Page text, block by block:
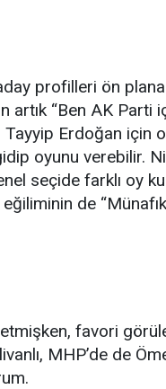
profilleri ön plana
artık “Ben AK Parti
Erdoğan için
oyunu verebilir.
seçide farklı oy
de
favori
MHP’de de